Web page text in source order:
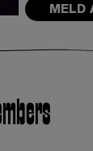
MELD